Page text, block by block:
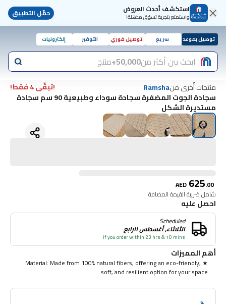
استكشف أحدث العروض
واستمتع بتجربة تسوّق مذهلة! حمّل التطبيق
توصيل بموعد سريع توصيل فوري التوفير إلكترونيات
ابحث بين أكثر من50,000+ منتج
منتجات أُخرى منRamsha
!تبقّى 4 فقط!
سجادة الجوت المضفرة سجادة سوداء وطبيعية 90 سم سجادة
مستديرة الشكل
AED 625.00
شامل ضريبة القيمة المضافة
احصل عليه
Scheduled
الثلاثاء, أغسطس ١١رابع
if you order within 23 hrs & 10 mins
أهم المميزات
★ Material: Made from 100% natural fibers, offering an eco-friendly,
soft, and resilient option for your space.
★ Durability: Handwoven with strong, long-lasting construction,
perfect for low to medium-traffic areas.